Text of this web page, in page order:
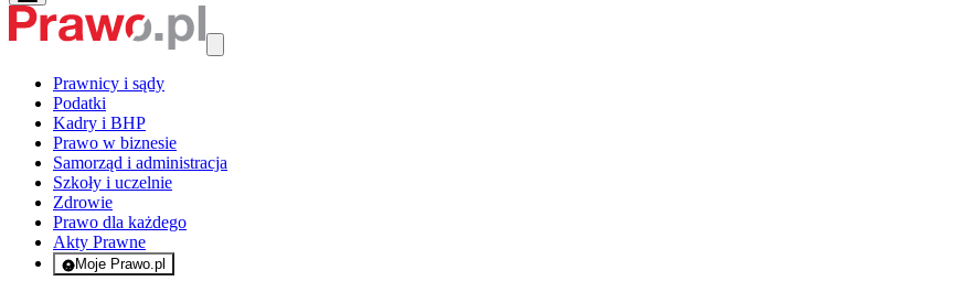
Prawnicy i sądy
Podatki
Kadry i BHP
Prawo w biznesie
Samorząd i administracja
Szkoły i uczelnie
Zdrowie
Prawo dla każdego
Akty Prawne
Moje Prawo.pl
- rejestracja i logowanie do serwisu